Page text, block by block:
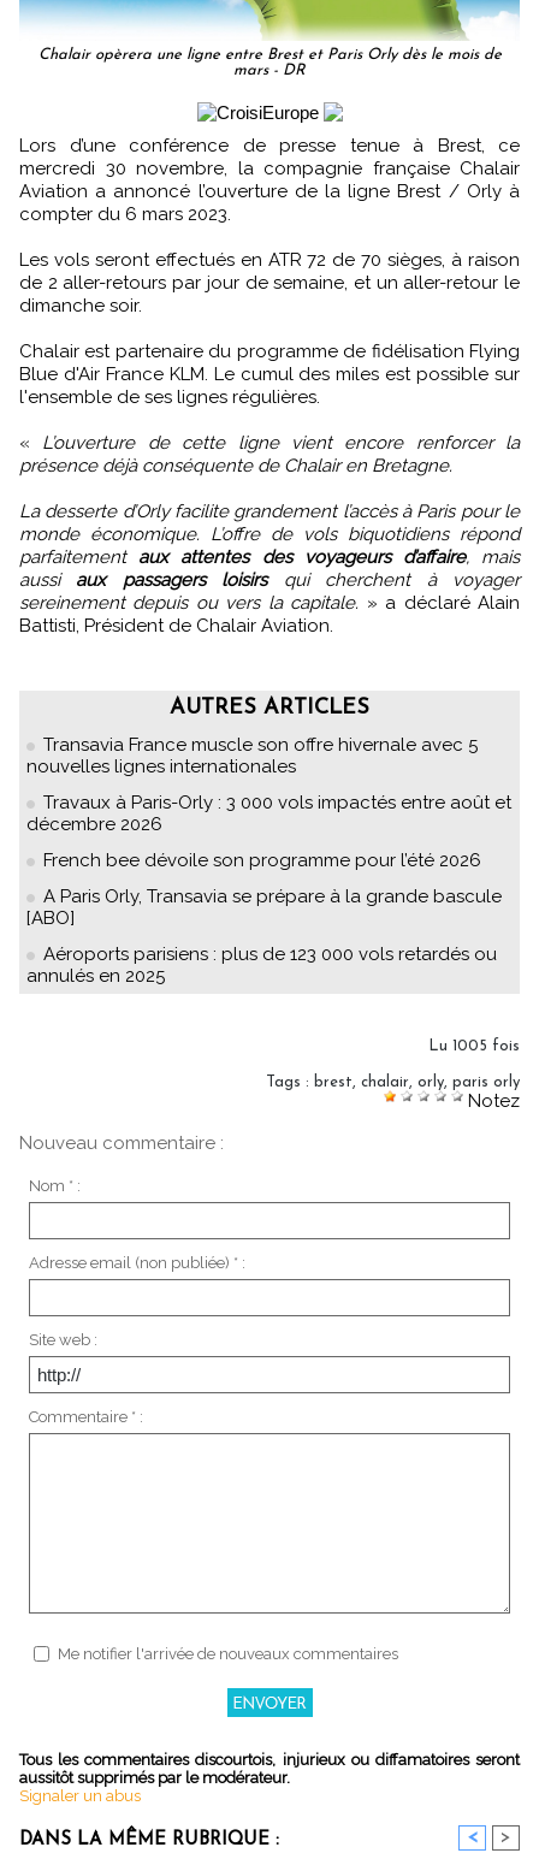
Chalair opèrera une ligne entre Brest et Paris Orly dès le mois de
mars - DR
Lors d’une conférence de presse tenue à Brest, ce
mercredi 30 novembre, la compagnie française Chalair
Aviation a annoncé l’ouverture de la ligne Brest / Orly à
compter du 6 mars 2023.
Les vols seront effectués en ATR 72 de 70 sièges, à raison
de 2 aller-retours par jour de semaine, et un aller-retour le
dimanche soir.
Chalair est partenaire du programme de fidélisation Flying
Blue d'Air France KLM. Le cumul des miles est possible sur
l'ensemble de ses lignes régulières.
« L’ouverture de cette ligne vient encore renforcer la
présence déjà conséquente de Chalair en Bretagne.
La desserte d’Orly facilite grandement l’accès à Paris pour le
monde économique. L’offre de vols biquotidiens répond
parfaitement aux attentes des voyageurs d’affaire, mais
aussi aux passagers loisirsqui cherchent à voyager
sereinement depuis ou vers la capitale. » a déclaré Alain
Battisti, Président de Chalair Aviation.
AUTRES ARTICLES
Transavia France muscle son offre hivernale avec 5
nouvelles lignes internationales
Travaux à Paris-Orly : 3 000 vols impactés entre août et
décembre 2026
French bee dévoile son programme pour l’été 2026
A Paris Orly, Transavia se prépare à la grande bascule
[ABO]
Aéroports parisiens : plus de 123 000 vols retardés ou
annulés en 2025
Lu 1005 fois
Tags : brest, chalair, orly, paris orly
Notez
Nouveau commentaire :
Nom * :
Adresse email (non publiée) * :
Site web :
Commentaire * :
Me notifier l'arrivée de nouveaux commentaires
Tous les commentaires discourtois, injurieux ou diffamatoires seront
aussitôt supprimés par le modérateur.
Signaler un abus
DANS LA MÊME RUBRIQUE : < >